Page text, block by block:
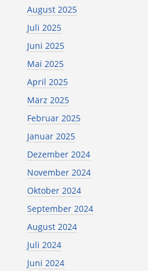
August 2025
Juli 2025
Juni 2025
Mai 2025
April 2025
März 2025
Februar 2025
Januar 2025
Dezember 2024
November 2024
Oktober 2024
September 2024
August 2024
Juli 2024
Juni 2024